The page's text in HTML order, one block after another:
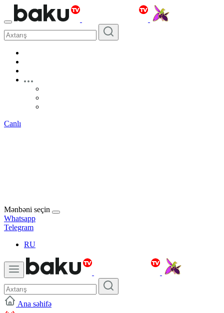
Canlı
Mənbəni seçin
Whatsapp
Telegram
RU
Ana səhifə